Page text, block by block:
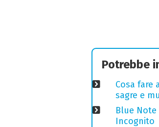
Potrebbe
Cosa fare
sagre e
Blue
Incognito